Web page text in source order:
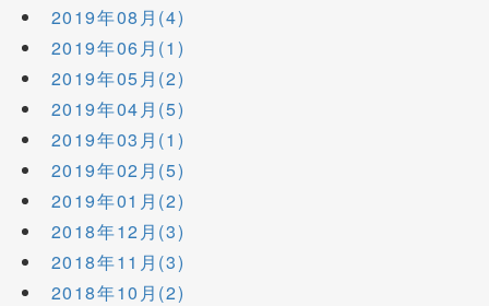
2019年08月(4)
2019年06月(1)
2019年05月(2)
2019年04月(5)
2019年03月(1)
2019年02月(5)
2019年01月(2)
2018年12月(3)
2018年11月(3)
2018年10月(2)